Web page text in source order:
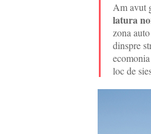
Am avut
latura
zona
dinspre
loc de